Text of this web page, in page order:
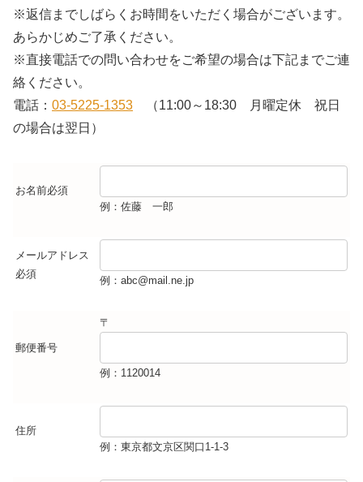
※返信までしばらくお時間をいただく場合がございます。
あらかじめご了承ください。
※直接電話での問い合わせをご希望の場合は下記までご連
絡ください。
電話： 03-5225-1353 （11:00～18:30 月曜定休 祝日
の場合は翌日）
お名前必須
例：佐藤 一郎
メールアドレス
必須
例：abc@mail.ne.jp
郵便番号
〒
例：1120014
住所
例：東京都文京区関口1-1-3